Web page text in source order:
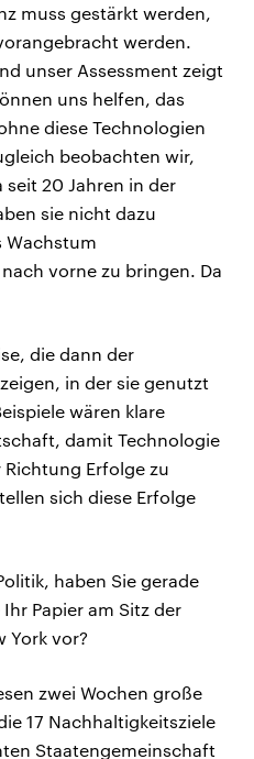
muss gestärkt werden,
werden.
unser Assessment zeigt
uns helfen, das
diese Technologien
beobachten wir,
seit 20 Jahren in der
sie nicht dazu
Wachstum
vorne zu bringen. Da
die dann der
in der sie genutzt
wären klare
damit Technologie
Erfolge zu
sich diese Erfolge
haben Sie gerade
Papier am Sitz der
York vor?
zwei Wochen große
17 Nachhaltigkeitsziele
Staatengemeinschaft